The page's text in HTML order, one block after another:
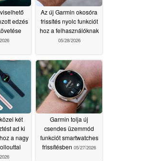
edzés
Az új Garmin okosóra
frissítés nyolc funkciót
hoz a felhasználóknak
05/28/2026
két
ad ki
a nagy
Garmin tolja új
csendes üzemmód
funkciót smartwatches
frissítésben 05/27/2026